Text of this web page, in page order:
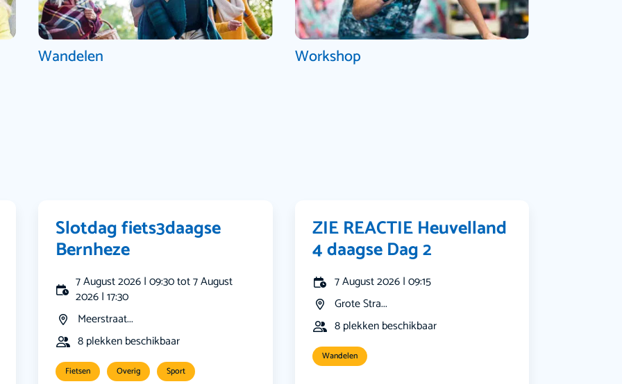
Wandelen Workshop
Slotdag fiets3daagse
Bernheze
7 August 2026 | 09:30 tot 7 August
2026 | 17:30
Meerstraat...
8 plekken beschikbaar
Fietsen Overig Sport
ZIE REACTIE Heuvelland
4 daagse Dag 2
7 August 2026 | 09:15
Grote Stra...
8 plekken beschikbaar
Wandelen